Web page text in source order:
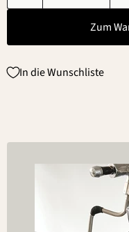
Zum
In die Wunschliste